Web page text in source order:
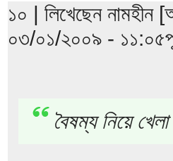
১০ | লিখেছেন নামহীন
০৩/০১/২০০৯ -
বৈষম্য নিয়ে